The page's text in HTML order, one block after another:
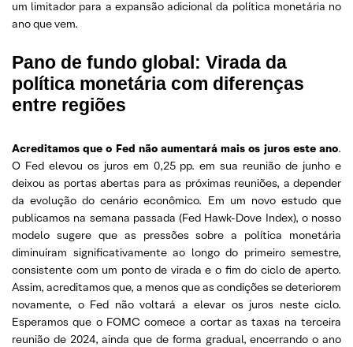
um limitador para a expansão adicional da política monetária no
ano que vem.
Pano de fundo global: Virada da
política monetária com diferenças
entre regiões
Acreditamos que o Fed não aumentará mais os juros este ano.
O Fed elevou os juros em 0,25 pp. em sua reunião de junho e
deixou as portas abertas para as próximas reuniões, a depender
da evolução do cenário econômico. Em um novo estudo que
publicamos na semana passada (Fed Hawk-Dove Index), o nosso
modelo sugere que as pressões sobre a política monetária
diminuíram significativamente ao longo do primeiro semestre,
consistente com um ponto de virada e o fim do ciclo de aperto.
Assim, acreditamos que, a menos que as condições se deteriorem
novamente, o Fed não voltará a elevar os juros neste ciclo.
Esperamos que o FOMC comece a cortar as taxas na terceira
reunião de 2024, ainda que de forma gradual, encerrando o ano